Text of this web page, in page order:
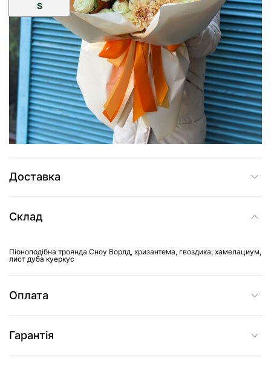
S
4 005 грн
Додати до кошика
Купити в один клік
Доставка
Склад
Піоноподібна троянда Сноу Ворлд, хризантема, гвоздика, хамелациум,
лист дуба куеркус
Оплата
Гарантія